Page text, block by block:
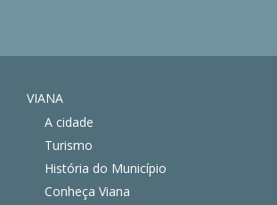
VIANA
A cidade
Turismo
História do Município
Conheça Viana